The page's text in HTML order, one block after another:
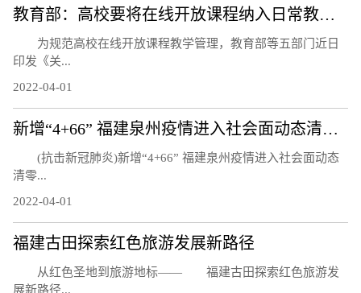
教育部：高校要将在线开放课程纳入日常教学管理 与线下课程同管理同要求
为规范高校在线开放课程教学管理，教育部等五部门近日
印发《关...
2022-04-01
新增“4+66” 福建泉州疫情进入社会面动态清零攻坚阶段
(抗击新冠肺炎)新增“4+66” 福建泉州疫情进入社会面动态
清零...
2022-04-01
福建古田探索红色旅游发展新路径
从红色圣地到旅游地标—— 福建古田探索红色旅游发
展新路径...